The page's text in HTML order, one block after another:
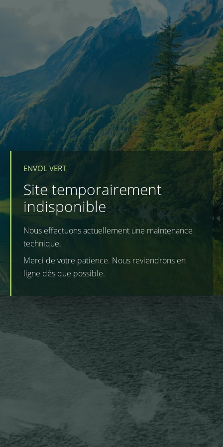
ENVOL VERT
Site temporairement
indisponible
Nous effectuons actuellement une maintenance
technique.
Merci de votre patience. Nous reviendrons en
ligne dès que possible.